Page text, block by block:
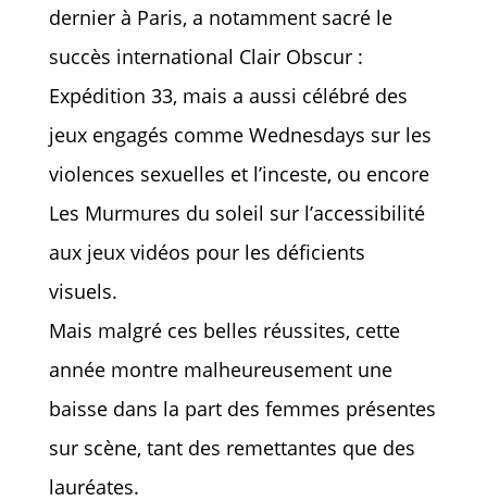
dernier à Paris, a notamment sacré le
succès international Clair Obscur :
Expédition 33, mais a aussi célébré des
jeux engagés comme Wednesdays sur les
violences sexuelles et l’inceste, ou encore
Les Murmures du soleil sur l’accessibilité
aux jeux vidéos pour les déficients
visuels.
Mais malgré ces belles réussites, cette
année montre malheureusement une
baisse dans la part des femmes présentes
sur scène, tant des remettantes que des
lauréates.